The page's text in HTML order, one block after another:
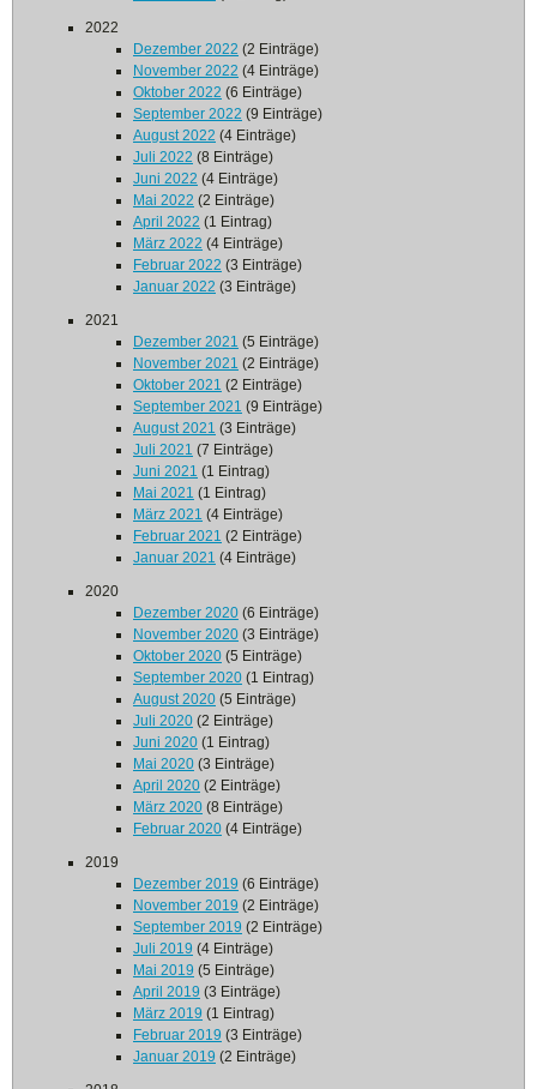
2022
Dezember 2022 (2 Einträge)
November 2022 (4 Einträge)
Oktober 2022 (6 Einträge)
September 2022 (9 Einträge)
August 2022 (4 Einträge)
Juli 2022 (8 Einträge)
Juni 2022 (4 Einträge)
Mai 2022 (2 Einträge)
April 2022 (1 Eintrag)
März 2022 (4 Einträge)
Februar 2022 (3 Einträge)
Januar 2022 (3 Einträge)
2021
Dezember 2021 (5 Einträge)
November 2021 (2 Einträge)
Oktober 2021 (2 Einträge)
September 2021 (9 Einträge)
August 2021 (3 Einträge)
Juli 2021 (7 Einträge)
Juni 2021 (1 Eintrag)
Mai 2021 (1 Eintrag)
März 2021 (4 Einträge)
Februar 2021 (2 Einträge)
Januar 2021 (4 Einträge)
2020
Dezember 2020 (6 Einträge)
November 2020 (3 Einträge)
Oktober 2020 (5 Einträge)
September 2020 (1 Eintrag)
August 2020 (5 Einträge)
Juli 2020 (2 Einträge)
Juni 2020 (1 Eintrag)
Mai 2020 (3 Einträge)
April 2020 (2 Einträge)
März 2020 (8 Einträge)
Februar 2020 (4 Einträge)
2019
Dezember 2019 (6 Einträge)
November 2019 (2 Einträge)
September 2019 (2 Einträge)
Juli 2019 (4 Einträge)
Mai 2019 (5 Einträge)
April 2019 (3 Einträge)
März 2019 (1 Eintrag)
Februar 2019 (3 Einträge)
Januar 2019 (2 Einträge)